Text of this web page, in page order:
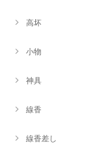
高坏
小物
神具
線香
線香差し